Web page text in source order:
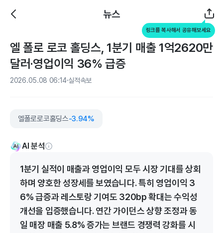
뉴스
링크를 복사해서 공유해보세요
엘 폴로 로코 홀딩스, 1분기 매출 1억2620만
달러·영업이익 36% 급증
2026.05.08 06:14 실적속보
엘폴로로코홀딩스-3.94%
AI 분석
1분기 실적이 매출과 영업이익 모두 시장 기대를 상회
하며 양호한 성장세를 보였습니다. 특히 영업이익 3
6% 급증과 레스토랑 기여도 320bp 확대는 수익성
개선을 입증했습니다. 연간 가이던스 상향 조정과 동
일 매장 매출 5.8% 증가는 브랜드 경쟁력 강화를 시